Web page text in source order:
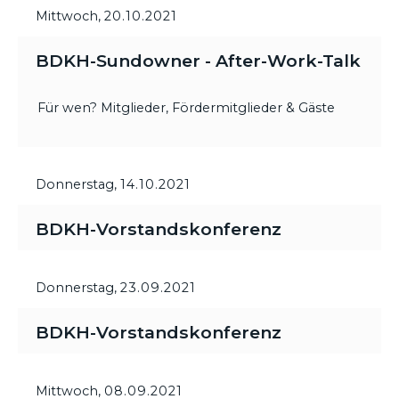
Mittwoch, 20.10.2021
BDKH-Sundowner - After-Work-Talk
Für wen? Mitglieder, Fördermitglieder & Gäste
Donnerstag, 14.10.2021
BDKH-Vorstandskonferenz
Donnerstag, 23.09.2021
BDKH-Vorstandskonferenz
Mittwoch, 08.09.2021